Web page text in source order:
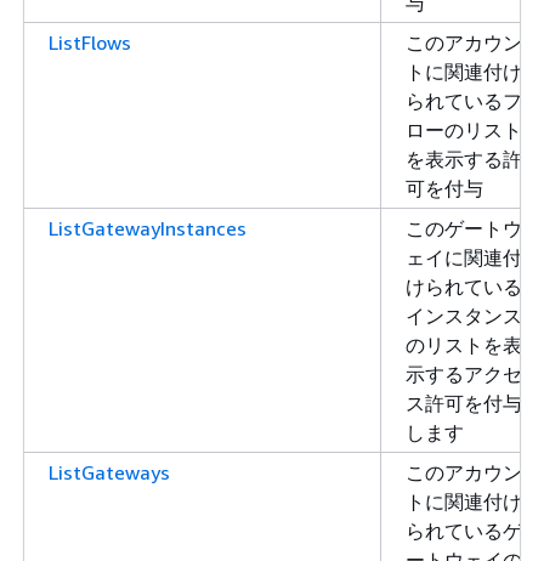
ListFlows
このアカウン
トに関連付け
られているフ
ローのリスト
を表示する許
可を付与
ListGatewayInstances
このゲートウ
ェイに関連付
けられている
インスタンス
のリストを表
示するアクセ
ス許可を付与
します
ListGateways
このアカウン
トに関連付け
られているゲ